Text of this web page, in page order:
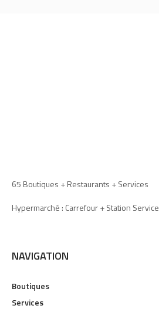
65 Boutiques + Restaurants + Services
Hypermarché : Carrefour + Station
NAVIGATION
Boutiques
Services